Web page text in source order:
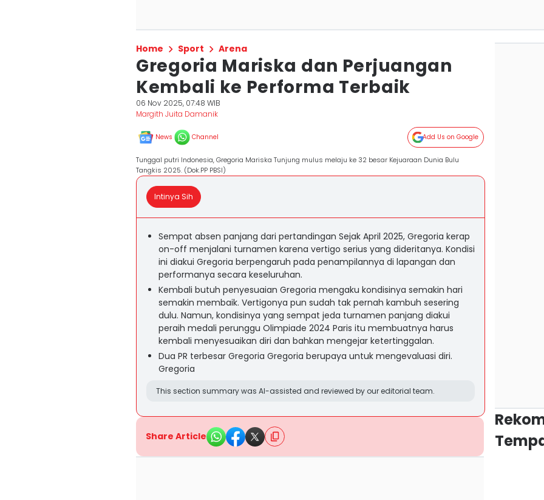
Home Sport Arena
Gregoria Mariska dan Perjuangan
Kembali ke Performa Terbaik
06 Nov 2025, 07:48 WIB
Margith Juita Damanik
News Channel Add Us on Google
Tunggal putri Indonesia, Gregoria Mariska Tunjung mulus melaju ke 32 besar Kejuaraan Dunia Bulu
Tangkis 2025. (Dok.PP PBSI)
Intinya Sih
Sempat absen panjang dari pertandingan Sejak April 2025, Gregoria kerap
on-off menjalani turnamen karena vertigo serius yang dideritanya. Kondisi
ini diakui Gregoria berpengaruh pada penampilannya di lapangan dan
performanya secara keseluruhan.
Kembali butuh penyesuaian Gregoria mengaku kondisinya semakin hari
semakin membaik. Vertigonya pun sudah tak pernah kambuh sesering
dulu. Namun, kondisinya yang sempat jeda turnamen panjang diakui
peraih medali perunggu Olimpiade 2024 Paris itu membuatnya harus
kembali menyesuaikan diri dan bahkan mengejar ketertinggalan.
Dua PR terbesar Gregoria Gregoria berupaya untuk mengevaluasi diri.
Gregoria
This section summary was AI-assisted and reviewed by our editorial team.
Share Article